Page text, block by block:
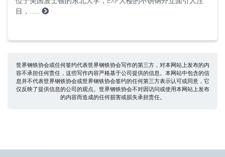
目，……
世界钢铁协会或任何签约代表世界钢铁协会写作的第三方，对本网站上发布的内
容不承担任何责任，这些写作内容严格基于公司提供的信息。本网站中包含的信
息并不代表世界钢铁协会或世界钢铁协会签约的任何第三方表示认可或同意，它
仅反映了提供信息的公司的观点。世界钢铁协会不对因访问或使用本网站上发布
的内容而造成的任何损害或损失承担责任。